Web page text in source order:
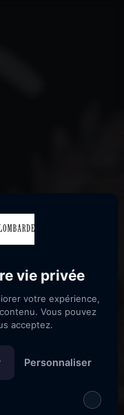
vie privée
votre expérience,
Vous pouvez
acceptez.
Personnaliser